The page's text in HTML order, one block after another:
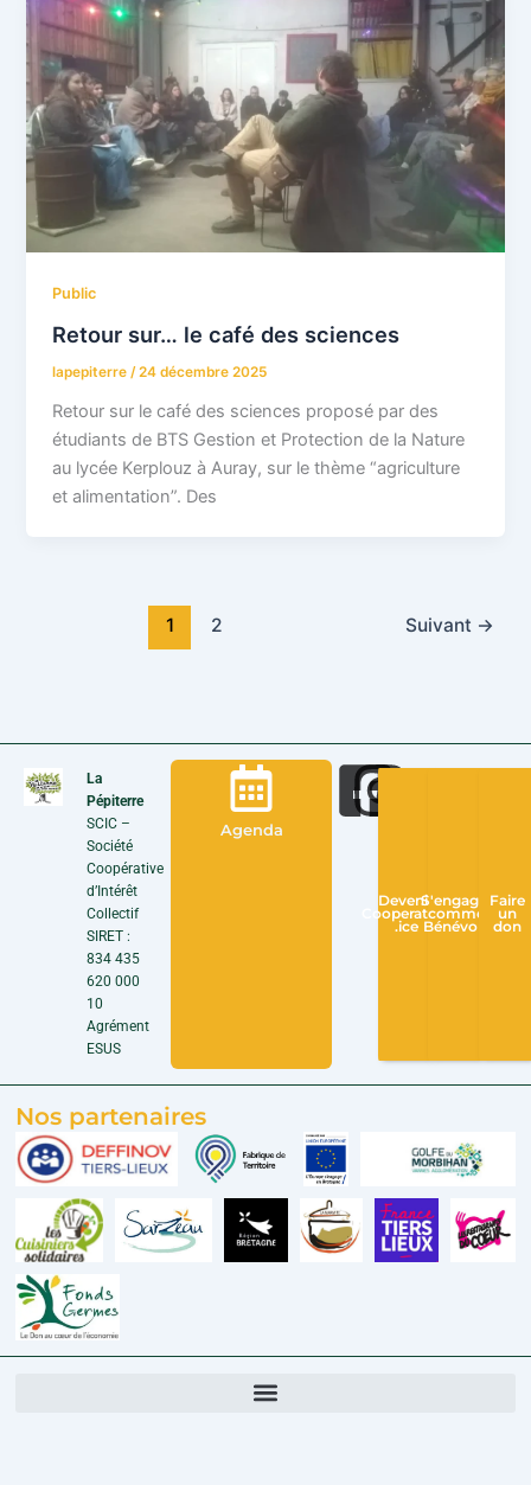
Public
Retour sur… le café des sciences
lapepiterre/24 décembre 2025
Retour sur le café des sciences proposé par des
étudiants de BTS Gestion et Protection de la Nature
au lycée Kerplouz à Auray, sur le thème “agriculture
et alimentation”. Des
1 2 Suivant →
La
Pépiterre
SCIC –
Société
Coopérative
d’Intérêt
Collectif
SIRET :
834 435
620 000
10
Agrément
ESUS
Agenda
Devenir
Cooperateur
.ice
S'engager
comme
Bénévole
Faire
un
don
Nos partenaires